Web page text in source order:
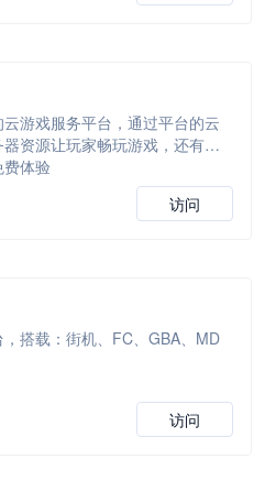
游戏服务平台，通过平台的云
资源让玩家畅玩游戏，还有云
体验
访问
搭载：街机、FC、GBA、MD
访问